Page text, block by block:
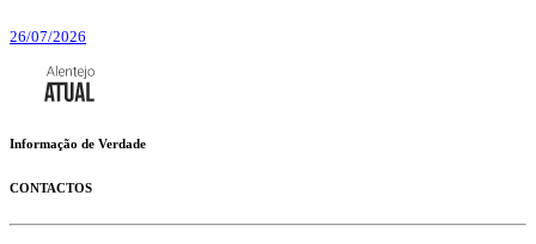
26/07/2026
Informação de Verdade
CONTACTOS